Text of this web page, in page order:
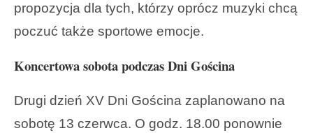
propozycja dla tych, którzy oprócz muzyki chcą
poczuć także sportowe emocje.
Koncertowa sobota podczas Dni Gościna
Drugi dzień XV Dni Gościna zaplanowano na
sobotę 13 czerwca. O godz. 18.00 ponownie